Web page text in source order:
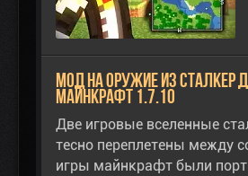
Мод на оружие из Сталкер
Майнкрафт 1.7.10
Две игровые вселенные
тесно переплетены между
игры майнкрафт были